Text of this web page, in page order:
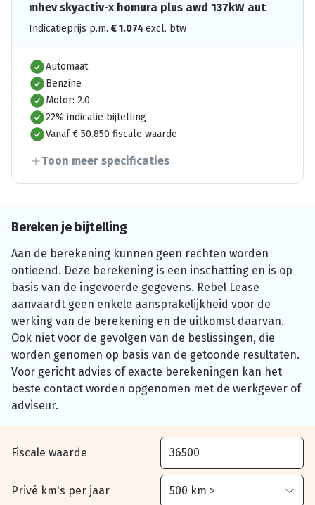
mhev skyactiv-x homura plus awd 137kW aut
Indicatieprijs p.m. €1.074 excl. btw
Automaat
Benzine
Motor: 2.0
22% indicatie bijtelling
Vanaf € 50.850 fiscale waarde
Toon meer specificaties
Bereken je bijtelling
Aan de berekening kunnen geen rechten worden
ontleend. Deze berekening is een inschatting en is op
basis van de ingevoerde gegevens. Rebel Lease
aanvaardt geen enkele aansprakelijkheid voor de
werking van de berekening en de uitkomst daarvan.
Ook niet voor de gevolgen van de beslissingen, die
worden genomen op basis van de getoonde resultaten.
Voor gericht advies of exacte berekeningen kan het
beste contact worden opgenomen met de werkgever of
adviseur.
Fiscale waarde
Privé km's per jaar